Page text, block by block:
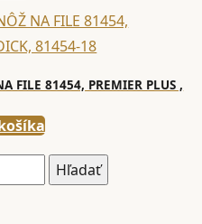
FILE 81454, PREMIER PLUS ,